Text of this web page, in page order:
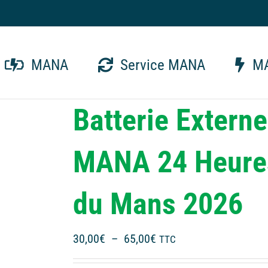
MANA Service MANA
Batterie Externe
MANA 24
du Mans 2026
30,00€ – 65,00€ Plage
TTC